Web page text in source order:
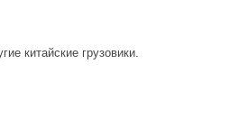
китайские грузовики.